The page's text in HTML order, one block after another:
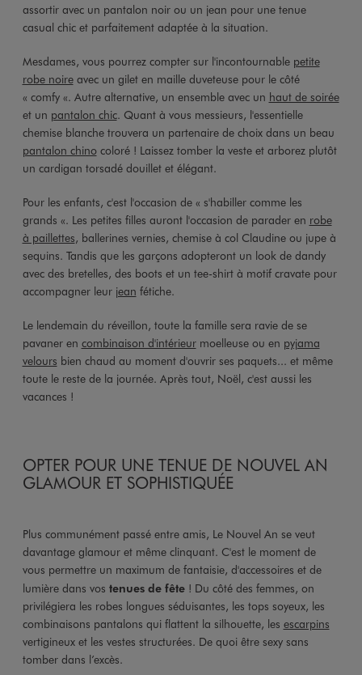
assortir avec un pantalon noir ou un jean pour une tenue
casual chic et parfaitement adaptée à la situation.
Mesdames, vous pourrez compter sur l'incontournable petite
robe noireavec un gilet en maille duveteuse pour le côté
« comfy «. Autre alternative, un ensemble avec un haut de soirée
et un pantalon chic. Quant à vous messieurs, l'essentielle
chemise blanche trouvera un partenaire de choix dans un beau
pantalon chinocoloré ! Laissez tomber la veste et arborez plutôt
un cardigan torsadé douillet et élégant.
Pour les enfants, c'est l'occasion de « s'habiller comme les
grands «. Les petites filles auront l'occasion de parader en robe
à paillettes, ballerines vernies, chemise à col Claudine ou jupe à
sequins. Tandis que les garçons adopteront un look de dandy
avec des bretelles, des boots et un tee-shirt à motif cravate pour
accompagner leur jean fétiche.
Le lendemain du réveillon, toute la famille sera ravie de se
pavaner en combinaison d'intérieurmoelleuse ou en pyjama
velours bien chaud au moment d'ouvrir ses paquets... et même
toute le reste de la journée. Après tout, Noël, c'est aussi les
vacances !
OPTER POUR UNE TENUE DE NOUVEL AN
GLAMOUR ET SOPHISTIQUÉE
Plus communément passé entre amis, Le Nouvel An se veut
davantage glamour et même clinquant. C'est le moment de
vous permettre un maximum de fantaisie, d'accessoires et de
lumière dans vos tenues de fête! Du côté des femmes, on
privilégiera les robes longues séduisantes, les tops soyeux, les
combinaisons pantalons qui flattent la silhouette, les escarpins
vertigineux et les vestes structurées. De quoi être sexy sans
tomber dans l’excès.